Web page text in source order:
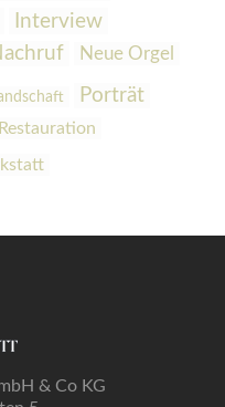
Interview
Neue Orgel
Porträt
Restauration
& Co KG